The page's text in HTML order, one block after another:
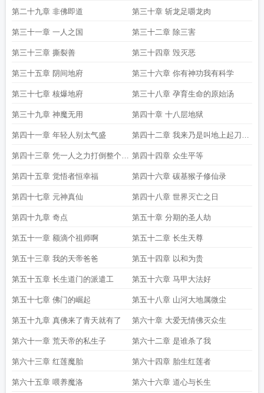
第二十九章 非佛即道 第三十章 斩龙足嚼龙肉
第三十一章 一人之国 第三十二章 除三害
第三十三章 撕裂善 第三十四章 毁灭恶
第三十五章 阴间地府 第三十六章 你有神功我有科学
第三十七章 核爆地府 第三十八章 孕育生命的原始汤
第三十九章 神魔无用 第四十章 十八层地狱
第四十一章 年轻人别太气盛 第四十二章 我来乃是叫地上起刀兵
的
第四十三章 凭一人之力打倒整个世
界吧
第四十四章 众生平等
第四十五章 觉悟者恒幸福 第四十六章 碳基猴子修仙录
第四十七章 元神真仙 第四十八章 世界灭亡之日
第四十九章 奇点 第五十章 分期的圣人劫
第五十一章 额滴个祖师啊 第五十二章 长生天尊
第五十三章 我的天帝爸爸 第五十四章 以和为贵
第五十五章 长生道门的派遣工 第五十六章 马甲大法好
第五十七章 佛门的崛起 第五十八章 山河大地属微尘
第五十九章 真佛来了青天就有了 第六十章 大爱无情佛灭众生
第六十一章 荒天帝的私生子 第六十二章 是谁杀了我
第六十三章 红莲魔胎 第六十四章 胎生红莲者
第六十五章 喂养魔洛 第六十六章 道心与长生